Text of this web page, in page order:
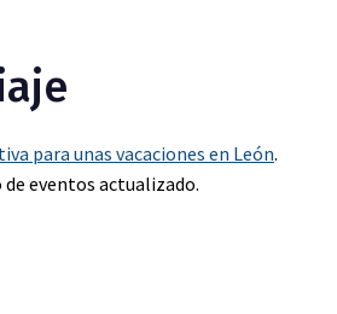
para unas vacaciones en León.
eventos actualizado.